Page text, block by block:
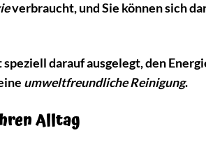
verbraucht, und Sie können sich
speziell darauf ausgelegt, den
umweltfreundliche Reinigung.
Alltag